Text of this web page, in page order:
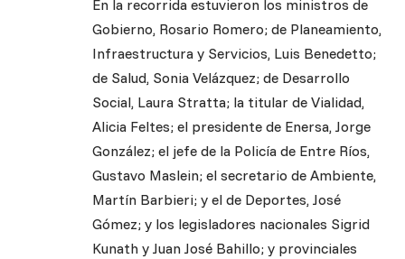
En la recorrida estuvieron los ministros de
Gobierno, Rosario Romero; de Planeamiento,
Infraestructura y Servicios, Luis Benedetto;
de Salud, Sonia Velázquez; de Desarrollo
Social, Laura Stratta; la titular de Vialidad,
Alicia Feltes; el presidente de Enersa, Jorge
González; el jefe de la Policía de Entre Ríos,
Gustavo Maslein; el secretario de Ambiente,
Martín Barbieri; y el de Deportes, José
Gómez; y los legisladores nacionales Sigrid
Kunath y Juan José Bahillo; y provinciales